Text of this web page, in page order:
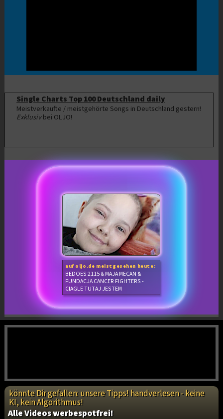
Single Charts Top 100 Deutschland daily
Meistverkaufte / meistgehörte Songs in Deutschland gestern!
Exklusivbei OLJO!
auf oljo.de meistgesehen heute:
BEDOES 2115 & MAJA MECAN &
FUNDACJA CANCER FIGHTERS -
CIAGLE TUTAJ JESTEM
könnte Dir gefallen: unsere Tipps! handverlesen - keine
KI, kein Algorithmus!
Alle Videos werbespotfrei!